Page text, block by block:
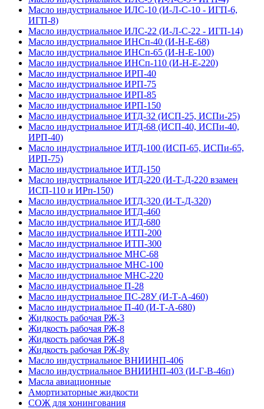
Масло индустриальное ИЛС-10 (И-Л-С-10 - ИГП-6,
ИГП-8)
Масло индустриальное ИЛС-22 (И-Л-С-22 - ИГП-14)
Масло индустриальное ИНСп-40 (И-Н-Е-68)
Масло индустриальное ИНСп-65 (И-Н-Е-100)
Масло индустриальное ИНСп-110 (И-Н-Е-220)
Масло индустриальное ИРП-40
Масло индустриальное ИРП-75
Масло индустриальное ИРП-85
Масло индустриальное ИРП-150
Масло индустриальное ИТД-32 (ИСП-25, ИСПи-25)
Масло индустриальное ИТД-68 (ИСП-40, ИСПи-40,
ИРП-40)
Масло индустриальное ИТД-100 (ИСП-65, ИСПи-65,
ИРП-75)
Масло индустриальное ИТД-150
Масло индустриальное ИТД-220 (И-Т-Д-220 взамен
ИСП-110 и ИРп-150)
Масло индустриальное ИТД-320 (И-Т-Д-320)
Масло индустриальное ИТД-460
Масло индустриальное ИТД-680
Масло индустриальное ИТП-200
Масло индустриальное ИТП-300
Масло индустриальное МНС-68
Масло индустриальное МНС-100
Масло индустриальное МНС-220
Масло индустриальное П-28
Масло индустриальное ПС-28У (И-Т-А-460)
Масло индустриальное П-40 (И-Т-А-680)
Жидкость рабочая РЖ-3
Жидкость рабочая РЖ-8
Жидкость рабочая РЖ-8
Жидкость рабочая РЖ-8у
Масло индустриальное ВНИИНП-406
Масло индустриальное ВНИИНП-403 (И-Г-В-46п)
Масла авиационные
Амортизаторные жидкости
СОЖ для хонингования